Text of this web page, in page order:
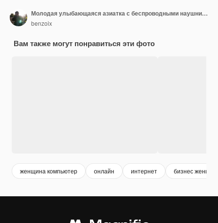
Молодая улыбающаяся азиатка с беспроводными наушниками сидит в коворкинге с ноутбуком
benzoix
Вам также могут понравиться эти фото
женщина компьютер онлайн интернет бизнес